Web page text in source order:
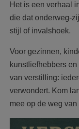
Het is een verhaal
die dat onderweg-
stijl of invalshoek.
Voor gezinnen,
kunstliefhebbers
van verstilling:
verwondert. Kom
mee op de weg van